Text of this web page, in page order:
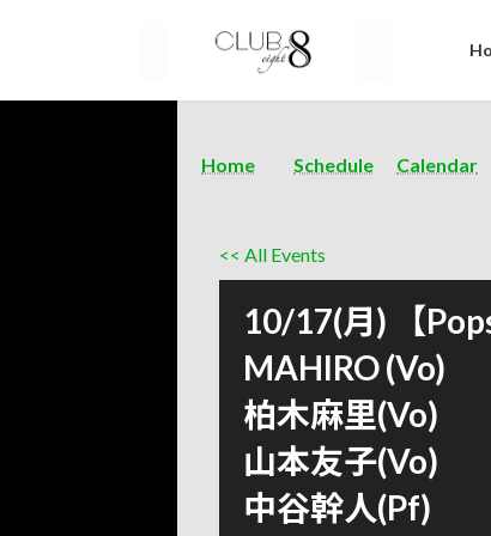
Home Schedule Calendar
<< All Events
10/17(月) 【
MAHIRO (Vo)
柏木麻里(Vo)
山本友子(Vo)
中谷幹人(Pf)